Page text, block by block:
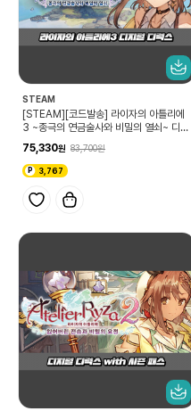
STEAM
[STEAM][코드발송] 라이자의 아틀리에
3 ~종극의 연금술사와 비밀의 열쇠~ 디지
75,330 83,700
3,767